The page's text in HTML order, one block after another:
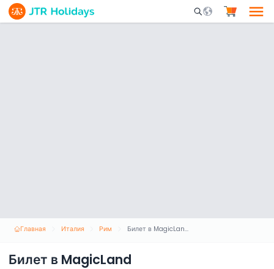
Mobile Search
Главная Италия Рим Билет в MagicLand
Билет в MagicLand